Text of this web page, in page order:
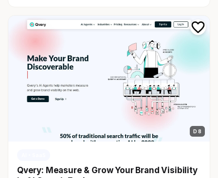
D 8
Qvery: Measure & Grow Your Brand Visibility